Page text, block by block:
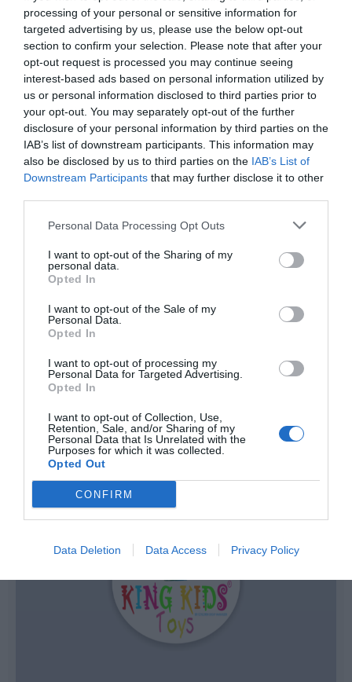
processing of your personal or sensitive information for
targeted advertising by us, please use the below opt-out
section to confirm your selection. Please note that after your
opt-out request is processed you may continue seeing
interest-based ads based on personal information utilized by
us or personal information disclosed to third parties prior to
your opt-out. You may separately opt-out of the further
disclosure of your personal information by third parties on the
IAB’s list of downstream participants. This information may
also be disclosed by us to third parties on the IAB’s List of
Downstream Participants that may further disclose it to other
Personal Data Processing Opt Outs
I want to opt-out of the Sharing of my
personal data.
Opted In
I want to opt-out of the Sale of my
Personal Data.
Opted In
I want to opt-out of processing my
Personal Data for Targeted Advertising.
Opted In
I want to opt-out of Collection, Use,
Retention, Sale, and/or Sharing of my
Personal Data that Is Unrelated with the
Purposes for which it was collected.
Opted Out
CONFIRM
Data Deletion Data Access Privacy Policy
Κατασκευαστής: KING KIDS
Διαθέσιμο
90,00 €
+
Προδιαγραφές προϊόντων
Video
Ηλικία 3+